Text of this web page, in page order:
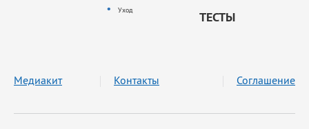
Уход
ТЕСТЫ
Медиакит Контакты Соглашение